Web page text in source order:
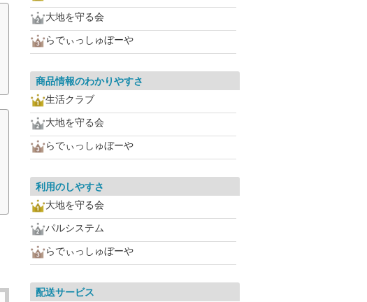
大地を守る会
らでぃっしゅぼーや
商品情報のわかりやすさ
生活クラブ
大地を守る会
らでぃっしゅぼーや
利用のしやすさ
大地を守る会
パルシステム
らでぃっしゅぼーや
配送サービス